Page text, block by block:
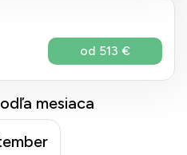
od 513 €
mesiaca